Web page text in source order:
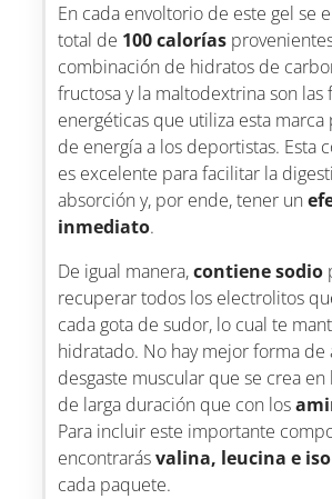
En cada envoltorio de este gel se
total de 100 calorías
combinación de hidratos de
fructosa y la maltodextrina son las
energéticas que utiliza esta marca
de energía a los deportistas. Esta
es excelente para facilitar la
absorción y, por ende, tener un
inmediato.
De igual manera,contiene sodio
recuperar todos los electrolitos
cada gota de sudor, lo cual te
hidratado. No hay mejor forma de
desgaste muscular que se crea en
de larga duración que con los
Para incluir este importante
encontrarásvalina, leucina e
cada paquete.